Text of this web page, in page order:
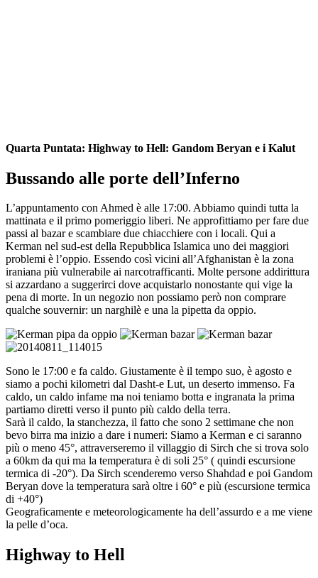
Quarta Puntata: Highway to Hell: Gandom Beryan e i Kalut
Bussando alle porte dell’Inferno
L’appuntamento con Ahmed è alle 17:00. Abbiamo quindi tutta la
mattinata e il primo pomeriggio liberi. Ne approfittiamo per fare due
passi al bazar e scambiare due chiacchiere con i locali. Qui a
Kerman nel sud-est della Repubblica Islamica uno dei maggiori
problemi è l’oppio. Essendo così vicini all’Afghanistan è la zona
iraniana più vulnerabile ai narcotrafficanti. Molte persone addirittura
si azzardano a suggerirci dove acquistarlo nonostante qui vige la
pena di morte. In un negozio non possiamo però non comprare
qualche souvernir: un narghilè e una la pipetta da oppio.
Sono le 17:00 e fa caldo. Giustamente è il tempo suo, è agosto e
siamo a pochi kilometri dal Dasht-e Lut, un deserto immenso. Fa
caldo, un caldo infame ma noi teniamo botta e ingranata la prima
partiamo diretti verso il punto più caldo della terra.
Sarà il caldo, la stanchezza, il fatto che sono 2 settimane che non
bevo birra ma inizio a dare i numeri: Siamo a Kerman e ci saranno
più o meno 45°, attraverseremo il villaggio di Sirch che si trova solo
a 60km da qui ma la temperatura è di soli 25° ( quindi escursione
termica di -20°). Da Sirch scenderemo verso Shahdad e poi Gandom
Beryan dove la temperatura sarà oltre i 60° e più (escursione termica
di +40°)
Geograficamente e meteorologicamente ha dell’assurdo e a me viene
la pelle d’oca.
Highway to Hell